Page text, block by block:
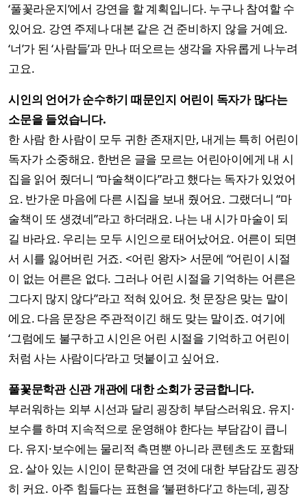
‘풀꽃라운지’에서 강연을 할 계획입니다. 누구나 참여할 수
있어요. 강연 주제나 대본 같은 건 준비하지 않을 거예요.
‘너’가 된 ‘사람들’과 만나 떠오르는 생각을 자유롭게 나누려
고요.
시인의 언어가 순수하기 때문인지 어린이 독자가 많다는
소문을 들었습니다.
한 사람 한 사람이 모두 귀한 존재지만, 내게는 특히 어린이
독자가 소중해요. 한번은 글을 모르는 어린아이에게 내 시
집을 읽어 줬더니 “마술책이다”라고 했다는 독자가 있었어
요. 반가운 마음에 다른 시집을 보내 줬어요. 그랬더니 “마
술책이 또 생겼네”라고 하더래요. 나는 내 시가 마술이 되
길 바라요. 우리는 모두 시인으로 태어났어요. 어른이 되면
서 시를 잃어버린 거죠. <어린 왕자> 서문에 “어린이 시절
이 없는 어른은 없다. 그러나 어린 시절을 기억하는 어른은
그다지 많지 않다”라고 적혀 있어요. 첫 문장은 맞는 말이
에요. 다음 문장은 주관적이긴 해도 맞는 말이죠. 여기에
‘그럼에도 불구하고 시인은 어린 시절을 기억하고 어린이
처럼 사는 사람이다’라고 덧붙이고 싶어요.
풀꽃문학관 신관 개관에 대한 소회가 궁금합니다.
부러워하는 외부 시선과 달리 굉장히 부담스러워요. 유지·
보수를 하며 지속적으로 운영해야 한다는 부담감이 큽니
다. 유지·보수에는 물리적 측면뿐 아니라 콘텐츠도 포함돼
요. 살아 있는 시인이 문학관을 연 것에 대한 부담감도 굉장
히 커요. 아주 힘들다는 표현을 ‘불편하다’고 하는데, 굉장